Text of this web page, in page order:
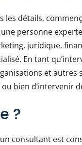
les détails,
personne
juridique,
En tant
et
bien d’intervenir
?
consultant est